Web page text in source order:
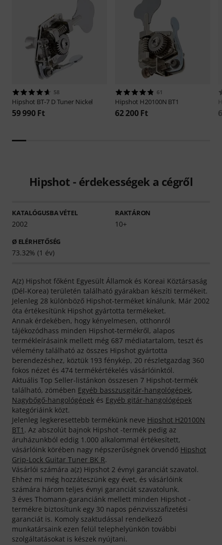
58
Hipshot BT-7 D Tuner Nickel
59 990 Ft
61
Hipshot H20100N BT1
62 200 Ft
Hipshot - érdekességek a cégről
KATALÓGUSBA VÉTEL
2002
RAKTÁRON
10+
Ø ELÉRHETŐSÉG
73.32% (1 év)
A(z) Hipshot főként Egyesült Államok és Koreai Köztársaság
(Dél-Korea) területén található gyárakban készíti termékeit.
Jelenleg 28 különböző Hipshot-terméket kínálunk. Már 2002
óta értékesítünk Hipshot gyártotta termékeket.
Annak érdekében, hogy kényelmesen, otthonról
tájékozódhass minden Hipshot-termékről, alapos
termékleírásaink mellett még 687 médiatartalom, teszt és
vélemény található az összes Hipshot gyártotta
berendezéshez, köztük 193 fénykép, 20 részletgazdag 360
fokos nézet és 474 termékértékelés vásárlóinktól.
Aktuális Top Seller-listánkon összesen 7 Hipshot-termék
található, zömében Egyéb basszusgitár-hangológépek,
Nagybőgő-hangológépek és Egyéb gitár-hangológépek
kategóriáink közt.
Jelenleg legkeresettebb termékünk neve Hipshot H20100N
BT1 . Az abszolút bajnok Hipshot -termék pedig az
áruházunkból eddig 1.000 alkalommal értékesített,
vásárlóink körében nagy népszerűségnek örvendő Hipshot
Grip-Lock Guitar Tuner BK R.
Vásárlói számára a(z) Hipshot 2 évnyi garanciát szavatol.
Ehhez mi még hozzáteszünk egy évet, és vásárlóink
számára három teljes évnyi garanciát szavatolunk.
3 éves Thomann-garanciánk mellett minden Hipshot -
termékre biztosítunk egy 30 napos pénzvisszafizetési
garanciát is. Komoly szaktudással rendelkező
munkatársaink ezen felül telephelyünkön további
szolgáltatásokat is készek nyújtani.